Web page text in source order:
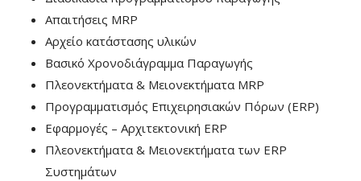
Απαιτήσεις MRP
Αρχείο κατάστασης υλικών
Βασικό Χρονοδιάγραμμα Παραγωγής
Πλεονεκτήματα & Μειονεκτήματα MRP
Προγραμματισμός Επιχειρησιακών Πόρων (ERP)
Εφαρμογές – Αρχιτεκτονική ERP
Πλεονεκτήματα & Μειονεκτήματα των ERP
Συστημάτων